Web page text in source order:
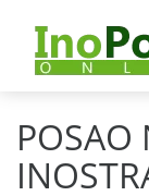
POSAO